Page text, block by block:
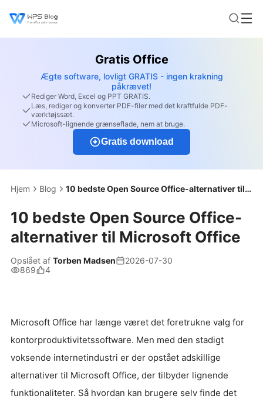
Gratis Office
Ægte software, lovligt GRATIS - ingen krakning
påkrævet!
Rediger Word, Excel og PPT GRATIS.
Læs, rediger og konverter PDF-filer med det kraftfulde PDF-
værktøjssæt.
Microsoft-lignende grænseflade, nem at bruge.
Gratis download
Hjem Blog 10 bedste Open Source Office-alternativer til Microsoft Office
10 bedste Open Source Office-
alternativer til Microsoft Office
Opslået af Torben Madsen
2026-07-30
869
4
Microsoft Office har længe været det foretrukne valg for
kontorproduktivitetssoftware. Men med den stadigt
voksende internetindustri er der opstået adskillige
alternativer til Microsoft Office, der tilbyder lignende
funktionaliteter. Så hvordan kan brugere selv finde det